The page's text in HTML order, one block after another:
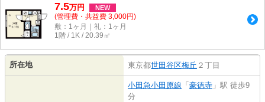
7.5万円 NEW
(管理費・共益費 3,000円)
敷：1ヶ月｜礼：1ヶ月
1階 / 1K / 20.39㎡
所在地 東京都世田谷区梅丘 ２丁目
小田急小田原線 「 豪徳寺 」駅 徒歩9
分